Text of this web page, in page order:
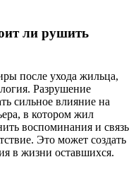
ли рушить
после ухода жильца,
Разрушение
сильное влияние на
в котором жил
воспоминания и связь
Это может создать
в жизни оставшихся.